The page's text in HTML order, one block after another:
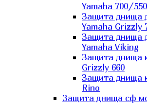
Yamaha 700/550
Защита днища
Yamaha Grizzly
Защита днища
Yamaha Viking
Защита днища
Grizzly 660
Защита днища
Rino
Защита днища сф